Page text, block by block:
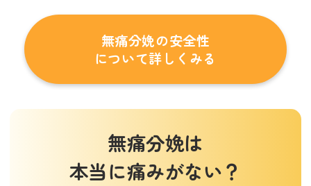
無痛分娩にNICU（新生児集中
治療室）は必ず必要？
計画分娩での無痛分娩はどんな
無痛分娩のバースプランとは？
無痛分娩の立ち会いは自然分娩
無痛分娩の安全性
について詳しくみる
無痛分娩は
本当に痛みがない？